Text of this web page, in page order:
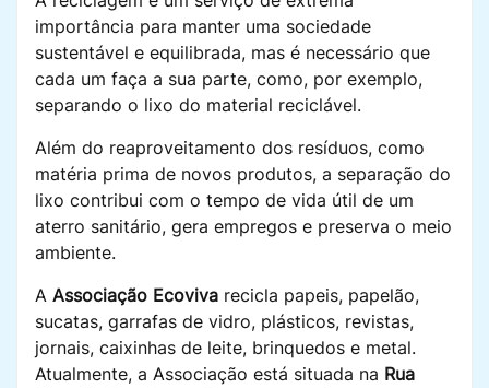
importância para manter uma sociedade
sustentável e equilibrada, mas é necessário que
cada um faça a sua parte, como, por exemplo,
separando o lixo do material reciclável.
Além do reaproveitamento dos resíduos, como
matéria prima de novos produtos, a separação do
lixo contribui com o tempo de vida útil de um
aterro sanitário, gera empregos e preserva o meio
ambiente.
A Associação Ecoviva recicla papeis, papelão,
sucatas, garrafas de vidro, plásticos, revistas,
jornais, caixinhas de leite, brinquedos e metal.
Atualmente, a Associação está situada na Rua